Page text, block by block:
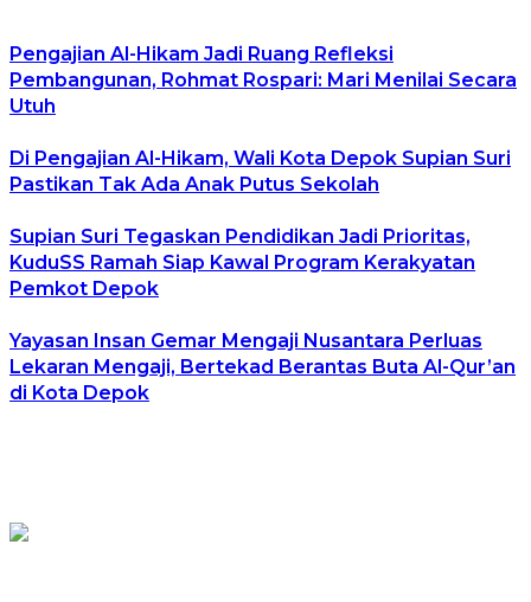
Pengajian Al-Hikam Jadi Ruang Refleksi
Pembangunan, Rohmat Rospari: Mari Menilai Secara
Utuh
Di Pengajian Al-Hikam, Wali Kota Depok Supian Suri
Pastikan Tak Ada Anak Putus Sekolah
Supian Suri Tegaskan Pendidikan Jadi Prioritas,
KuduSS Ramah Siap Kawal Program Kerakyatan
Pemkot Depok
Yayasan Insan Gemar Mengaji Nusantara Perluas
Lekaran Mengaji, Bertekad Berantas Buta Al-Qur’an
di Kota Depok